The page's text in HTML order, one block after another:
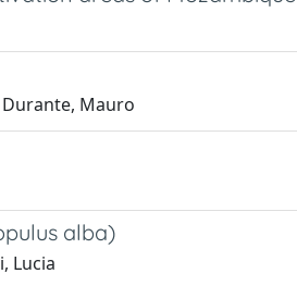
Durante, Mauro
alba)
Lucia